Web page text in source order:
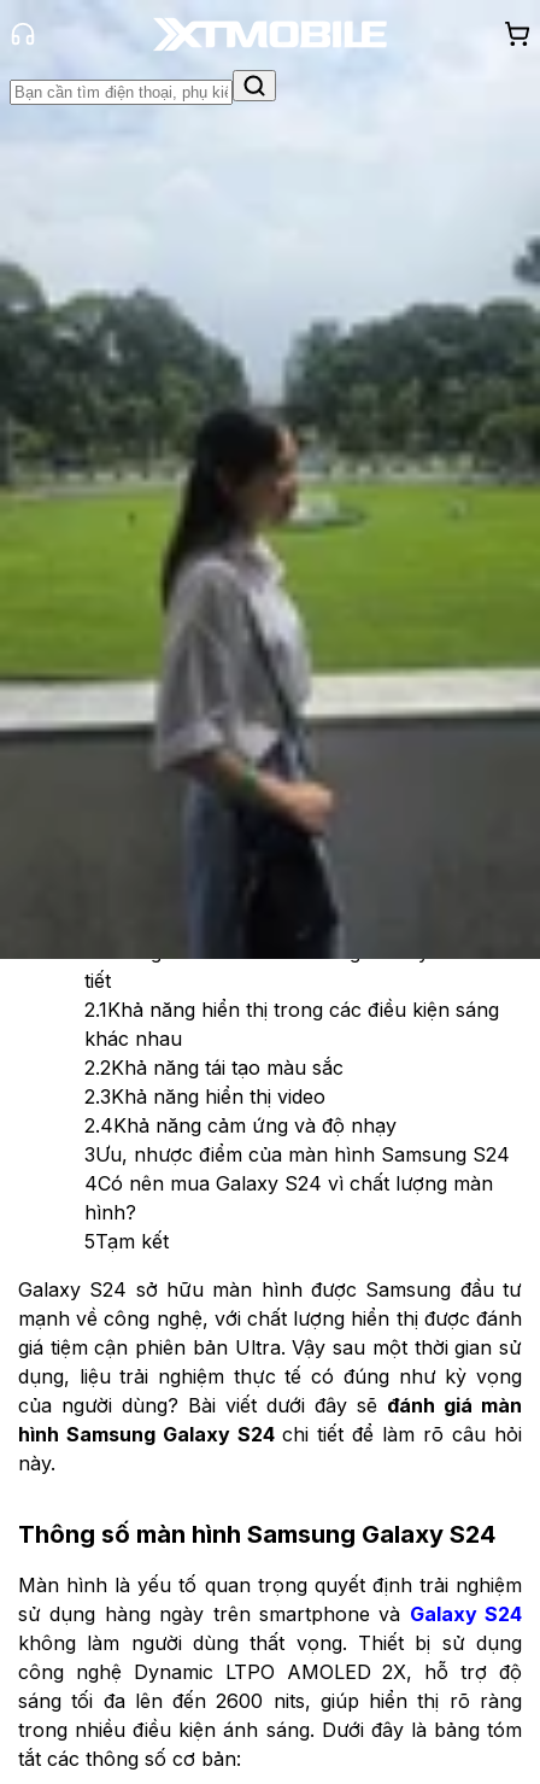
mãi
hàng - Sự kiện
Đánh giá màn hình Samsung Galaxy
S24: Có thực sự tốt như bạn nghĩ?
Hồng Huệ
Ngày đăng:19/01/2026
19/01/2026
Theo dõi XTMobile trên
Thông số màn hình Samsung Galaxy S24
tiết
2.1Khả năng hiển thị trong các điều kiện sáng
khác nhau
2.2Khả năng tái tạo màu sắc
2.3Khả năng hiển thị video
2.4Khả năng cảm ứng và độ nhạy
3Ưu, nhược điểm của màn hình Samsung S24
4Có nên mua Galaxy S24 vì chất lượng màn
hình?
5Tạm kết
Galaxy S24 sở hữu màn hình được Samsung đầu tư
mạnh về công nghệ, với chất lượng hiển thị được đánh
giá tiệm cận phiên bản Ultra. Vậy sau một thời gian sử
dụng, liệu trải nghiệm thực tế có đúng như kỳ vọng
của người dùng? Bài viết dưới đây sẽ đánh giá màn
hình Samsung Galaxy S24 chi tiết để làm rõ câu hỏi
này.
Thông số màn hình Samsung Galaxy S24
Màn hình là yếu tố quan trọng quyết định trải nghiệm
sử dụng hàng ngày trên smartphone và Galaxy S24
không làm người dùng thất vọng. Thiết bị sử dụng
công nghệ Dynamic LTPO AMOLED 2X, hỗ trợ độ
sáng tối đa lên đến 2600 nits, giúp hiển thị rõ ràng
trong nhiều điều kiện ánh sáng. Dưới đây là bảng tóm
tắt các thông số cơ bản: